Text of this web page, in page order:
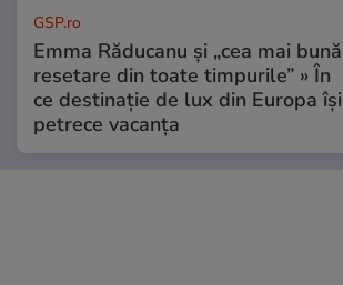
GSP.ro
Emma Răducanu și „cea mai bună
resetare din toate timpurile” » În
ce destinație de lux din Europa își
petrece vacanța